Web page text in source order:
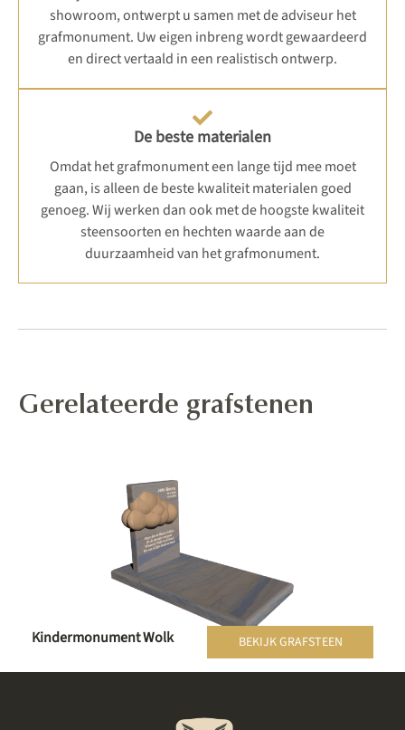
showroom, ontwerpt u samen met de adviseur het
grafmonument. Uw eigen inbreng wordt gewaardeerd
en direct vertaald in een realistisch ontwerp.
De beste materialen
Omdat het grafmonument een lange tijd mee moet
gaan, is alleen de beste kwaliteit materialen goed
genoeg. Wij werken dan ook met de hoogste kwaliteit
steensoorten en hechten waarde aan de
duurzaamheid van het grafmonument.
Gerelateerde grafstenen
Kindermonument Wolk BEKIJK GRAFSTEEN